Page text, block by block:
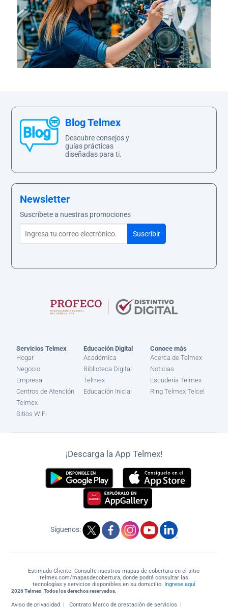
Ayuda
Centros
-
Sitios
WiFi
Blog Telmex
Descubre consejos y
guías prácticas
diseñadas para ti.
Newsletter
Suscríbete a nuestras promociones
Servicios Telmex
Hogar
Negocio
Empresa
Centros de Atención
Telmex
Sitios WiFi
Educación Digital
Académica
Biblioteca Digital
Telmex
Educación Inicial
Conoce más
Acerca de Telmex
Noticias
Escudería Telmex
Ring Telmex Telcel
¡Descarga la App Telmex!
Síguenos:
Estimado Cliente: Consulte nuestros mapas de cobertura en el sitio
telmex.com/mapasdecobertura, donde podrá consultar las
tecnologías y servicios disponibles en su domicilio. Ingrese aquí
2026 Telmex. Todos los derechos reservados.
Aviso de privacidad Contrato Marco de prestación de servicios